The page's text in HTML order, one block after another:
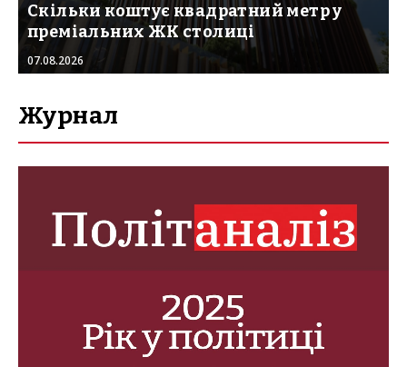
Скільки коштує квадратний метр у
преміальних ЖК столиці
07.08.2026
Журнал